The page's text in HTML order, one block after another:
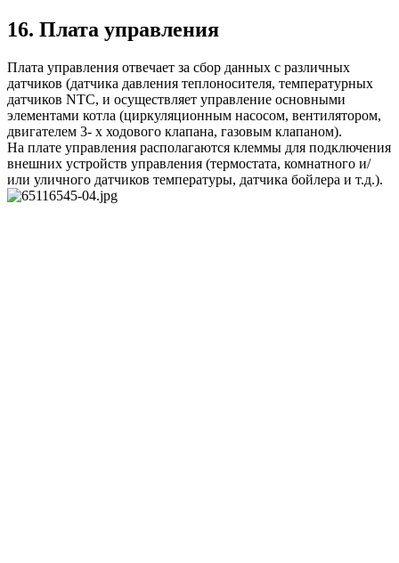
16. Плата управления
Плата управления отвечает за сбор данных с различных
датчиков (датчика давления теплоносителя, температурных
датчиков NTC, и осуществляет управление основными
элементами котла (циркуляционным насосом, вентилятором,
двигателем 3- х ходового клапана, газовым клапаном).
На плате управления располагаются клеммы для подключения
внешних устройств управления (термостата, комнатного и/
или уличного датчиков температуры, датчика бойлера и т.д.).